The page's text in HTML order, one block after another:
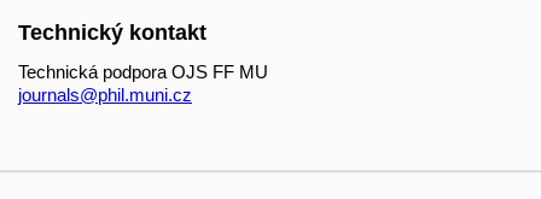
Technický kontakt
Technická podpora OJS FF MU
journals@phil.muni.cz